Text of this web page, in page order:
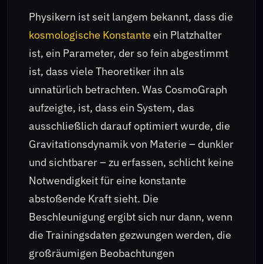
Physikern ist seit langem bekannt, dass die
kosmologische Konstante ein Platzhalter
ist, ein Parameter, der so fein abgestimmt
ist, dass viele Theoretiker ihn als
unnatürlich betrachten. Was CosmoGraph
aufzeigte, ist, dass ein System, das
ausschließlich darauf optimiert wurde, die
Gravitationsdynamik von Materie – dunkler
und sichtbarer – zu erfassen, schlicht keine
Notwendigkeit für eine konstante
abstoßende Kraft sieht. Die
Beschleunigung ergibt sich nur dann, wenn
die Trainingsdaten gezwungen werden, die
großräumigen Beobachtungen